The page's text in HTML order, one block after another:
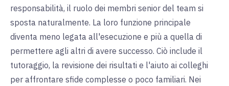
responsabilità, il ruolo dei membri senior del team si
sposta naturalmente. La loro funzione principale
diventa meno legata all'esecuzione e più a quella di
permettere agli altri di avere successo. Ciò include il
tutoraggio, la revisione dei risultati e l'aiuto ai colleghi
per affrontare sfide complesse o poco familiari. Nei